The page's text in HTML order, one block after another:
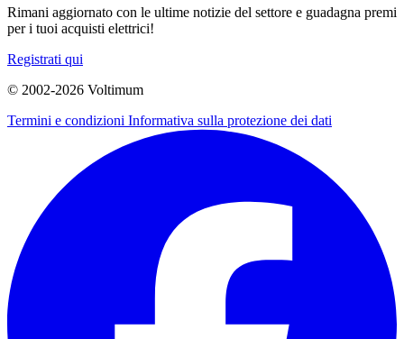
Rimani aggiornato con le ultime notizie del settore e guadagna premi
per i tuoi acquisti elettrici!
Registrati qui
© 2002-2026 Voltimum
Termini e condizioni Informativa sulla protezione dei dati